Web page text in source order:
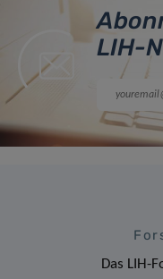
LIH-
Das LIH-